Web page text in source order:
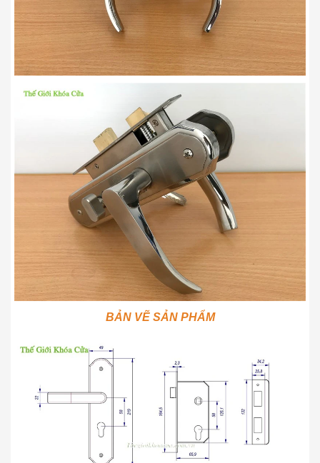
BẢN VẼ SẢN PHẨM